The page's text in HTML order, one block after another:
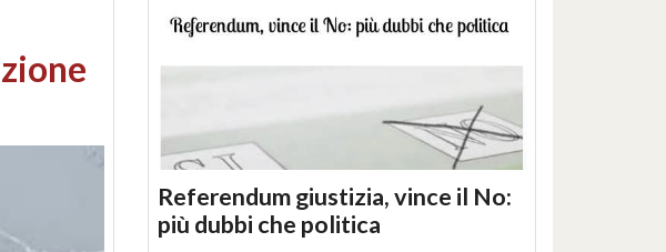
Referendum giustizia, vince il No:
più dubbi che politica